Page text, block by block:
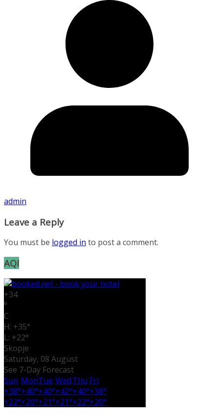
admin
Leave a Reply
You must be logged in to post a comment.
AQI
+34
°
C
H: +35°
L: +22°
Skopje
Saturday, 08 August
See 7-Day Forecast
Sun MonTue WedThu Fri
+38°+40°+40°+42°+40°+38°
+22°+20°+21°+21°+22°+20°